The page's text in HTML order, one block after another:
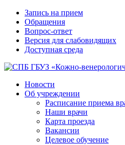
Запись на прием
Обращения
Вопрос-ответ
Версия для слабовидящих
Доступная среда
Новости
Об учреждении
Расписание приема
Наши врачи
Карта проезда
Вакансии
Целевое обучение